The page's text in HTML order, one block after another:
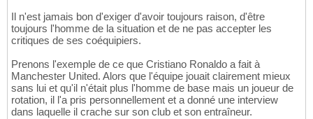
Il n'est jamais bon d'exiger d'avoir toujours raison, d'être
toujours l'homme de la situation et de ne pas accepter les
critiques de ses coéquipiers.
Prenons l'exemple de ce que Cristiano Ronaldo a fait à
Manchester United. Alors que l'équipe jouait clairement mieux
sans lui et qu'il n'était plus l'homme de base mais un joueur de
rotation, il l'a pris personnellement et a donné une interview
dans laquelle il crache sur son club et son entraîneur.